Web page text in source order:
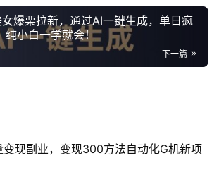
女爆栗拉新，通过AI一键生成，单日疯
小白一学就会！
下一篇
变现副业，变现300方法自动化G机新项